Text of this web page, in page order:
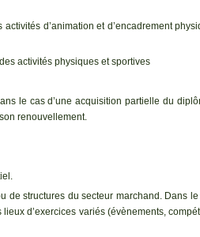
d’animation et d’encadrement
activités physiques et sportives
le cas d’une acquisition partielle du
renouvellement.
de structures du secteur marchand. Dans le
d’exercices variés (évènements,